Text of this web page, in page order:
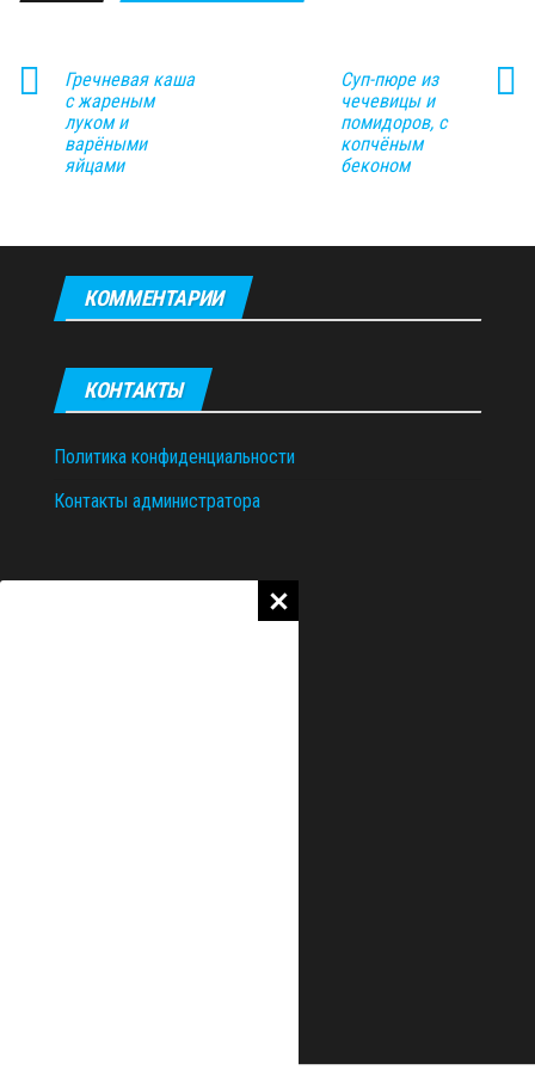
Гречневая каша
с жареным
луком и
варёными
яйцами
Суп-пюре из
чечевицы и
помидоров, с
копчёным
беконом
КОММЕНТАРИИ
КОНТАКТЫ
Политика конфиденциальности
Контакты администратора